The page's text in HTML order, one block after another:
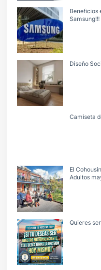
Beneficios
Samsung!!!
Diseño
Camiseta
El
Adultos
Quieres